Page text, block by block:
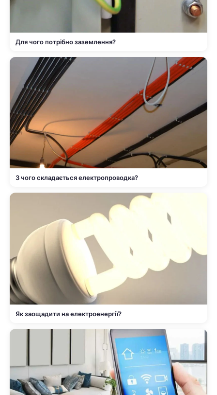
Для чого потрібно заземлення?
З чого складається електропроводка?
Як заощадити на електроенергії?